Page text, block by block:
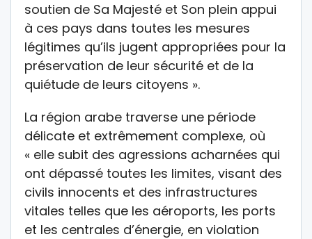
soutien de Sa Majesté et Son plein appui
à ces pays dans toutes les mesures
légitimes qu’ils jugent appropriées pour la
préservation de leur sécurité et de la
quiétude de leurs citoyens ».
La région arabe traverse une période
délicate et extrêmement complexe, où
« elle subit des agressions acharnées qui
ont dépassé toutes les limites, visant des
civils innocents et des infrastructures
vitales telles que les aéroports, les ports
et les centrales d’énergie, en violation